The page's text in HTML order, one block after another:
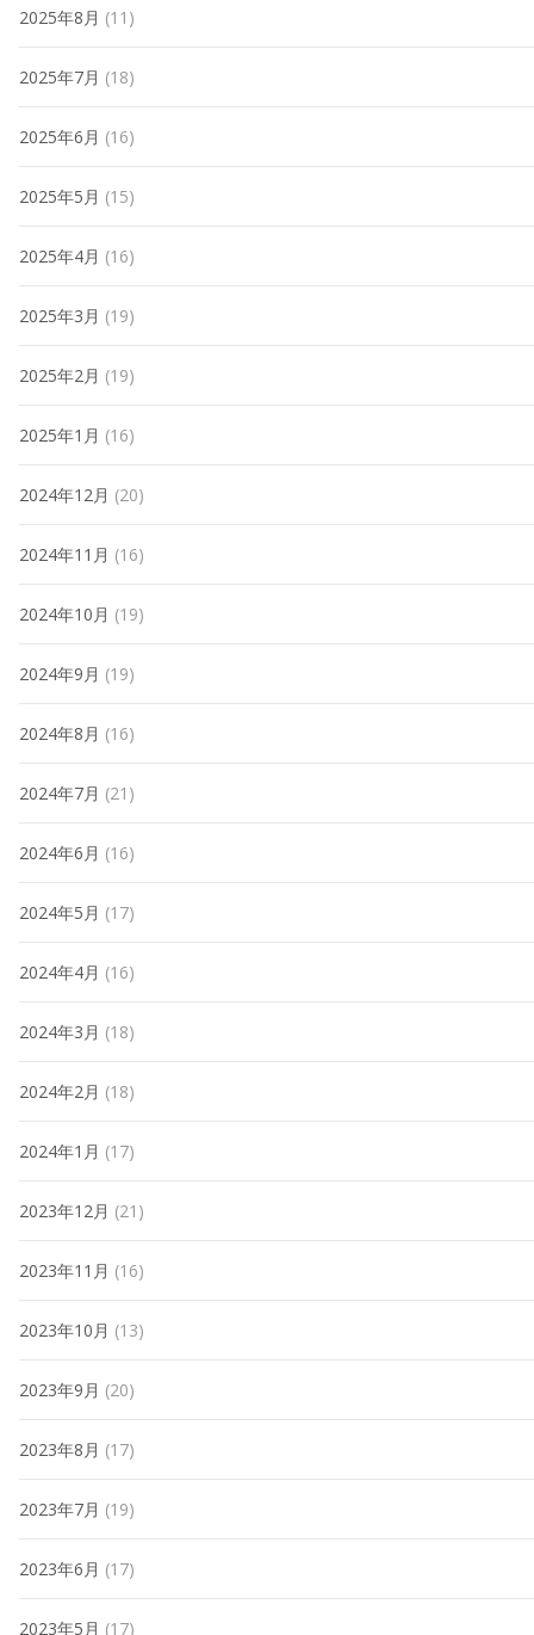
2025年8月 (11)
2025年7月 (18)
2025年6月 (16)
2025年5月 (15)
2025年4月 (16)
2025年3月 (19)
2025年2月 (19)
2025年1月 (16)
2024年12月 (20)
2024年11月 (16)
2024年10月 (19)
2024年9月 (19)
2024年8月 (16)
2024年7月 (21)
2024年6月 (16)
2024年5月 (17)
2024年4月 (16)
2024年3月 (18)
2024年2月 (18)
2024年1月 (17)
2023年12月 (21)
2023年11月 (16)
2023年10月 (13)
2023年9月 (20)
2023年8月 (17)
2023年7月 (19)
2023年6月 (17)
2023年5月 (17)